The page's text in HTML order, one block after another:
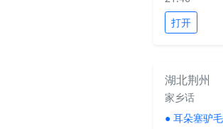
打开
湖北荆州
家乡话
● 耳朵塞驴